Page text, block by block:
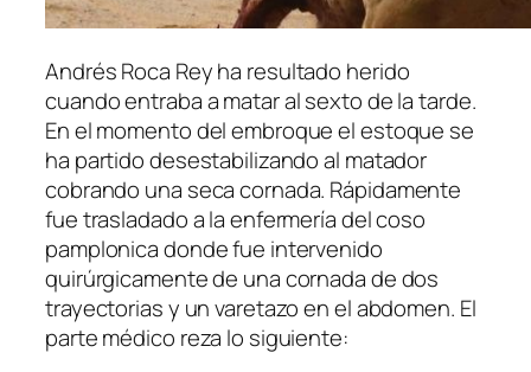
Andrés Roca Rey ha resultado herido
cuando entraba a matar al sexto de la tarde.
En el momento del embroque el estoque se
ha partido desestabilizando al matador
cobrando una seca cornada. Rápidamente
fue trasladado a la enfermería del coso
pamplonica donde fue intervenido
quirúrgicamente de una cornada de dos
trayectorias y un varetazo en el abdomen. El
parte médico reza lo siguiente: